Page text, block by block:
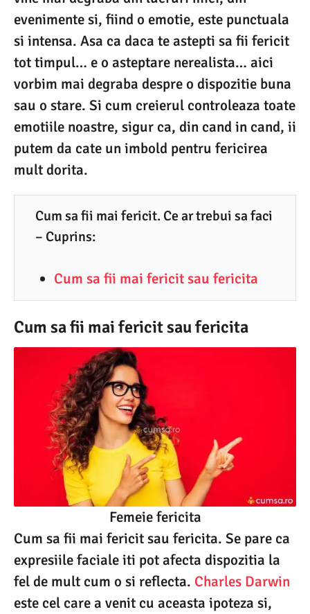
2
2
0
8
.
0
2
.
2
2
0
2
evenimente si, fiind o emotie, este punctuala
si intensa. Asa ca daca te astepti sa fii fericit
tot timpul… e o asteptare nerealista… aici
vorbim mai degraba despre o dispozitie buna
sau o stare. Si cum creierul controleaza toate
emotiile noastre, sigur ca, din cand in cand, ii
putem da cate un imbold pentru fericirea
mult dorita.
Cum sa fii mai fericit. Ce ar trebui sa faci
– Cuprins:
Cum sa fii mai fericit sau fericita
Cum sa fii mai fericit sau fericita
Femeie fericita
Cum sa fii mai fericit sau fericita. Se pare ca
expresiile faciale iti pot afecta dispozitia la
fel de mult cum o si reflecta. Charles Darwin
este cel care a venit cu aceasta ipoteza si,